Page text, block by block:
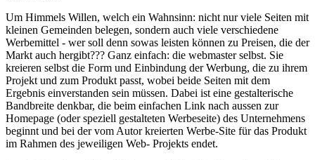
Um Himmels Willen, welch ein Wahnsinn: nicht nur viele Seiten mit
kleinen Gemeinden belegen, sondern auch viele verschiedene
Werbemittel - wer soll denn sowas leisten können zu Preisen, die der
Markt auch hergibt??? Ganz einfach: die webmaster selbst. Sie
kreieren selbst die Form und Einbindung der Werbung, die zu ihrem
Projekt und zum Produkt passt, wobei beide Seiten mit dem
Ergebnis einverstanden sein müssen. Dabei ist eine gestalterische
Bandbreite denkbar, die beim einfachen Link nach aussen zur
Homepage (oder speziell gestalteten Werbeseite) des Unternehmens
beginnt und bei der vom Autor kreierten Werbe-Site für das Produkt
im Rahmen des jeweiligen Web- Projekts endet.